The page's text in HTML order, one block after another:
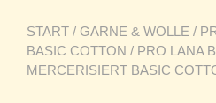
START / GARNE & WOLLE /
BASIC COTTON / PRO LANA
MERCERISIERT BASIC